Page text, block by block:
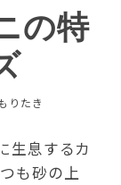
の特
りたき
生息するカ
も砂の上